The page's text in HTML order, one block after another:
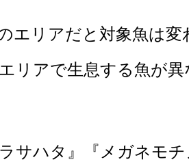
エリアだと対象魚は
リアで生息する魚が
サハタ』『メガネモ